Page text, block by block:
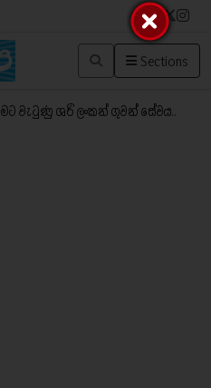
Sections
වැටුණු ශ‍්‍රි ලංකන් ගුවන් සේවය..